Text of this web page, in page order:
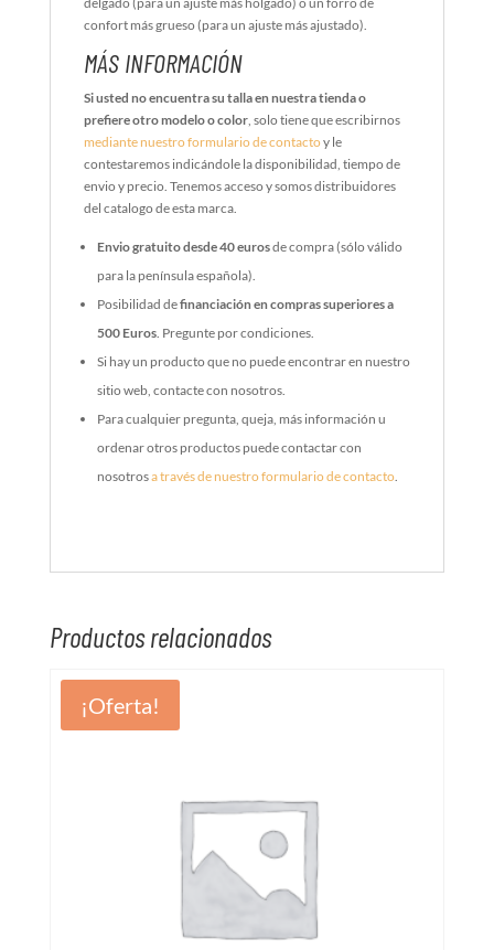
confort más grueso (para un ajuste más ajustado).
MÁS INFORMACIÓN
Si usted no encuentra su talla en nuestra tienda o
prefiere otro modelo o color, solo tiene que escribirnos
mediante nuestro formulario de contactoy le
contestaremos indicándole la disponibilidad, tiempo de
envio y precio. Tenemos acceso y somos distribuidores
del catalogo de esta marca.
Envio gratuito desde 40 eurosde compra (sólo válido
para la península española).
Posibilidad definanciación en compras superiores a
500 Euros. Pregunte por condiciones.
Si hay un producto que no puede encontrar en nuestro
sitio web, contacte con nosotros.
Para cualquier pregunta, queja, más información u
ordenar otros productos puede contactar con
nosotrosa través de nuestro formulario de contacto.
Productos relacionados
¡Oferta!